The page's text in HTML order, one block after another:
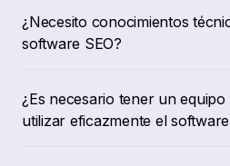
¿Necesito conocimientos
software SEO?
¿Es necesario tener un equipo
utilizar eficazmente el software